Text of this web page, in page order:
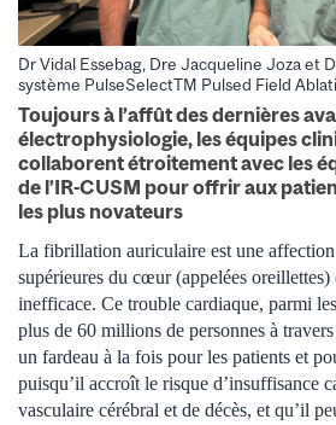
Dr Vidal Essebag, Dre Jacqueline Joza et
système PulseSelectTM Pulsed Field
Toujours à l’affût des dernières
électrophysiologie, les équipes
collaborent étroitement avec les
de l’IR-CUSM pour offrir aux
les plus novateurs
La fibrillation auriculaire est une
supérieures du cœur (appelées
inefficace. Ce trouble cardiaque, parmi
plus de 60 millions de personnes à
un fardeau à la fois pour les patients et
puisqu’il accroît le risque d’insuffisance
vasculaire cérébral et de décès, et qu’il